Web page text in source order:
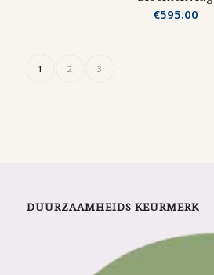
€595.00
1 2 3
DUURZAAMHEIDS KEURMERK